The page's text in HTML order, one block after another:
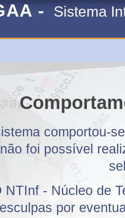
-
Sistema
comportou-
não foi possível
NTInf - Núcleo de
por